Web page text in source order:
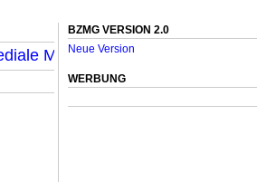
Mit-Mach-Zeitung für
BZMG VERSION 2.0
Neue Version
WERBUNG